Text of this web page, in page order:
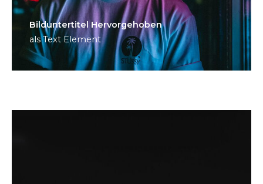
Bild­unter­titel Hervorgehoben
als Text Element